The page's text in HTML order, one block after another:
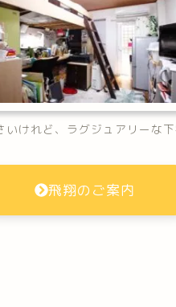
いけれど、ラグジュアリーな
飛翔のご案内